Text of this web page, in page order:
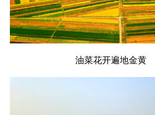
油菜花开遍地金黄